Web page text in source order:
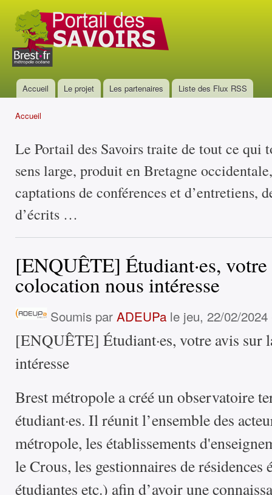
Portail
des
savoirs
Menu principal
Accueil Le projet Les partenaires Liste des Flux RSS
Accueil
Le Portail des Savoirs traite de tout ce qui
sens large, produit en Bretagne
captations de conférences et d’entretiens,
d’écrits …
[ENQUÊTE] Étudiant·es,
colocation nous intéresse
Soumis par ADEUPale jeu, 22/02/2024
[ENQUÊTE] Étudiant·es, votre avis sur
intéresse
Brest métropole a créé un observatoire
étudiant·es. Il réunit l’ensemble des
métropole, les établissements
le Crous, les gestionnaires de résidences
étudiantes etc.) afin d’avoir une